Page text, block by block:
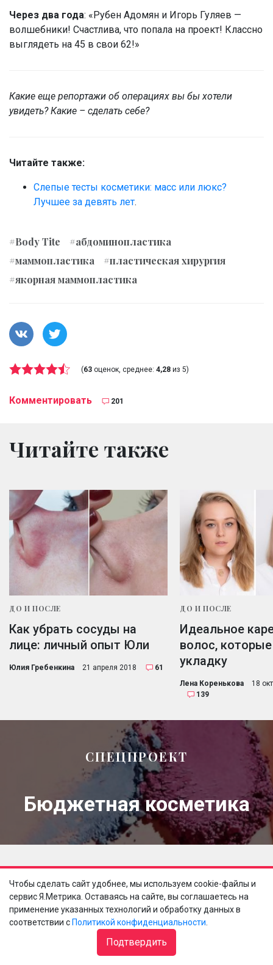
Через два года: «Рубен Адомян и Игорь Гуляев —
волшебники! Счастлива, что попала на проект! Классно
выглядеть на 45 в свои 62!»
Какие еще репортажи об операциях вы бы хотели
увидеть? Какие – сделать себе?
Читайте также:
Слепые тесты косметики: масс или люкс?
Лучшее за девять лет.
#Body Tite
#абдоминопластика
#маммопластика
#пластическая хирургия
#якорная маммопластика
(63 оценок, среднее: 4,28 из 5)
Комментировать 201
Читайте также
ДО И ПОСЛЕ
Как убрать сосуды на
лице: личный опыт Юли
Юлия Гребенкина 21 апреля 2018 61
ДО И ПОСЛЕ
Идеальное
волос,
укладку
Лена Коренькова
18
139
СПЕЦПРОЕКТ
Бюджетная косметика
Чтобы сделать сайт удобнее, мы используем cookie-файлы и
сервис Я.Метрика. Оставаясь на сайте, вы соглашаетесь на
применение указанных технологий и обработку данных в
соответствии с Политикой конфиденциальности
Подтвердить